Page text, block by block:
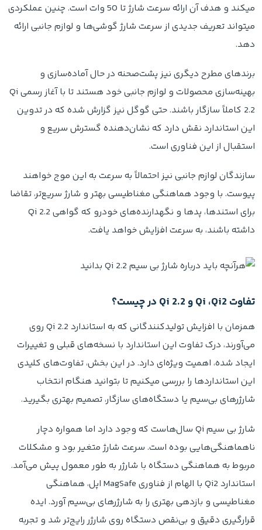
میکند و هدف آن ارائه سرعت شارژ تا 50 وات است. چنین عملکردی
میتواند تعریف جدیدی از سرعت شارژ گوشی‌ها و لوازم جانبی ارائه
دهد.
برندهای مطرح دیگری نیز پشت‌صحنه در حال آماده‌سازی و
بهینه‌سازی محصولات و لوازم جانبی خود هستند تا با آغاز رسمی Qi
2.2 کاملاً سازگار باشند. حتی گوگل نیز گزارش‌ شده که در تدوین
این استاندارد نقش دارد که نشان‌دهنده گسترش سریع و
استقبال از این فناوری است.
سازندگان لوازم جانبی نیز احتمالاً به سرعت به این موج خواهند
پیوست. با وجود هماهنگی مغناطیسی بهتر و شارژ سریع‌تر، تقاضا
برای استندها، پدها و نگهدارنده‌های خودرو که گواهی Qi 2.2
داشته باشند، به سرعت افزایش خواهد یافت.
تفاوت Qi ،Qi2 و Qi 2.2 در چیست؟
همزمان با افزایش تولیدکنندگانی که به استاندارد Qi 2.2 روی
می‌آورند، درک تفاوت این استاندارد با نسخه‌های قبلی و تغییرات
ایجاد شده، اهمیت ویژه‌ای دارد. در این بخش، تفاوت‌های کلیدی
این استانداردها را بررسی میکنیم تا بتوانید هنگام انتخاب
شارژرهای بی‌سیم یا دستگاه‌های سازگار، تصمیم بهتری بگیرید.
شارژ بی‌ سیم Qi سال‌هاست که وجود دارد اما همواره دچار
ناهماهنگی‌هایی بوده است. سرعت شارژ متغیر بود و مشکلات
مربوط به هماهنگی دستگاه با شارژر به‌ طور معمول پیش می‌آمد.
استاندارد Qi2 با الهام از فناوری MagSafe اپل، هماهنگی
مغناطیسی و بازدهی بهتری را به شارژرهای بی‌سیم آورد. ایده
قرارگیری دقیق و بی‌نقص دستگاه روی شارژر رایج‌تر شد و تجربه